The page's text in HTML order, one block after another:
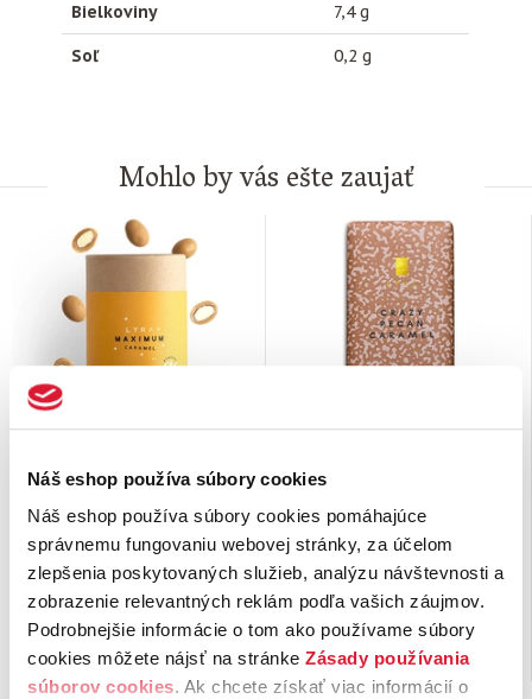
Náš eshop používa súbory cookies
Náš eshop používa súbory cookies pomáhajúce
správnemu fungovaniu webovej stránky, za účelom
zlepšenia poskytovaných služieb, analýzu návštevnosti a
zobrazenie relevantných reklám podľa vašich záujmov.
Podrobnejšie informácie o tom ako používame súbory
cookies môžete nájsť na stránke Zásady používania
súborov cookies. Ak chcete získať viac informácií o
Bielkoviny 7,4 g
Soľ 0,2 g
Mohlo by vás ešte zaujať
MAXIMUM Caramel
slaný karamel s
mandľou 200 g
Chrumkavé pražené mandle v
čokoláde so slaným karamelom,
lákavá sladko-slaná kombinácia,
ktorú si určite zamilujete. …
14,99€
Nie je možné objednať
Crazy Pecan Caramel 80
g Mliečna čokoláda s
pekanovými orechmi a
karamelom
Čokoláda je jedinečná svojou
chuťou, zaujmú vás chrumkavé
pekanové orechy s chuťou
slaného karamelu. Vychutnáte …
3,70 €
Nie je možné objednať